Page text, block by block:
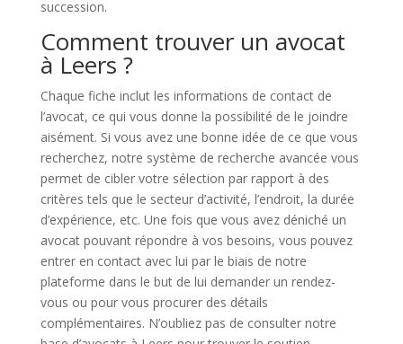
succession.
Comment trouver un avocat
à Leers ?
Chaque fiche inclut les informations de contact de
l’avocat, ce qui vous donne la possibilité de le joindre
aisément. Si vous avez une bonne idée de ce que vous
recherchez, notre système de recherche avancée vous
permet de cibler votre sélection par rapport à des
critères tels que le secteur d’activité, l’endroit, la durée
d’expérience, etc. Une fois que vous avez déniché un
avocat pouvant répondre à vos besoins, vous pouvez
entrer en contact avec lui par le biais de notre
plateforme dans le but de lui demander un rendez-
vous ou pour vous procurer des détails
complémentaires. N’oubliez pas de consulter notre